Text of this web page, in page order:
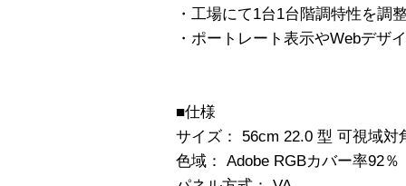
・工場にて1台1台階調特性を調
・ポートレート表示やWebデザ
■仕様
サイズ： 56cm 22.0 型 可視域対
色域： Adobe RGBカバー率92％